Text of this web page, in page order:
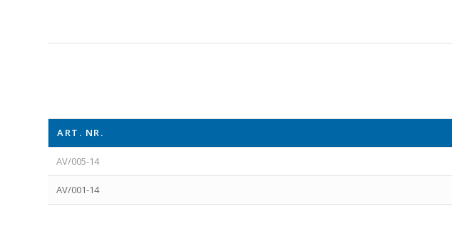
ART. NR.
AV/005-14
AV/001-14